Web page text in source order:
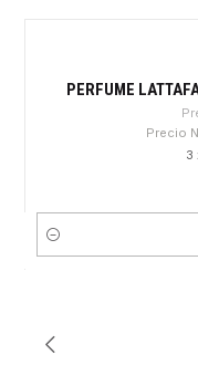
PERFUME
Precio
3
Cantidad